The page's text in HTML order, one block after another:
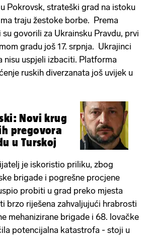
Pokrovsk, strateški grad na istoku
traju žestoke borbe. Prema
govorili za Ukrainsku Pravdu, prvi
gradu još 17. srpnja. Ukrajinci
nisu uspjeli izbaciti. Platforma
ruskih diverzanata još uvijek u
Novi krug
pregovora
u Turskoj
je iskoristio priliku, zbog
brigade i pogrešne procjene
probiti u grad preko mjesta
brzo riješena zahvaljujući hrabrosti
mehanizirane brigade i 68. lovačke
potencijalna katastrofa - stoji u